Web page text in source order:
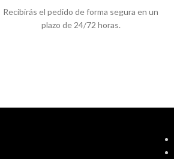
Recibirás el pedido de forma segura en un
plazo de 24/72 horas.